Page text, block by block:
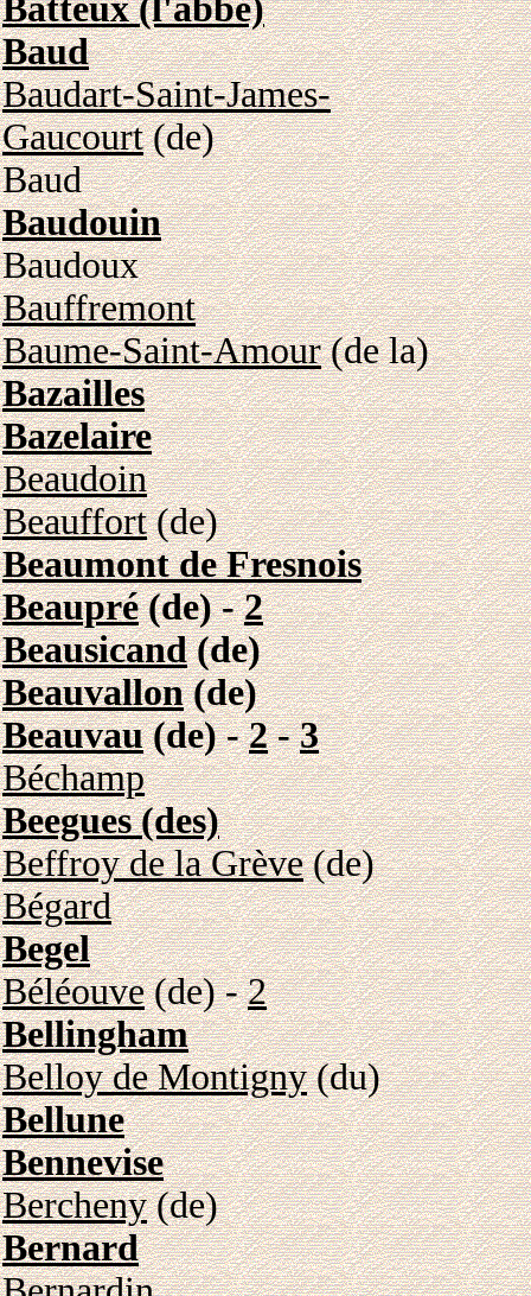
Batteux (l'abbé)
Baud
Baudart-Saint-James-
Gaucourt(de)
Baud
Baudouin
Baudoux
Bauffremont
Baume-Saint-Amour(de la)
Bazailles
Bazelaire
Beaudoin
Beauffort(de)
Beaumont de Fresnois
Beaupré(de) -2
Beausicand(de)
Beauvallon(de)
Beauvau(de) -2-3
Béchamp
Beegues (des)
Beffroy de la Grève(de)
Bégard
Begel
Béléouve(de) -2
Bellingham
Belloy de Montigny(du)
Bellune
Bennevise
Bercheny(de)
Bernard